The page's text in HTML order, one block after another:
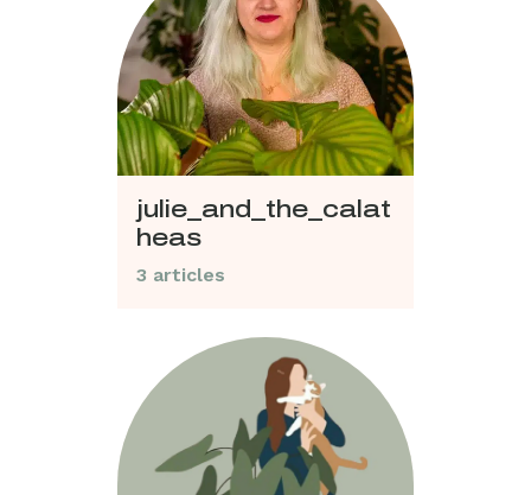
julie_and_the_calat
heas
3 articles